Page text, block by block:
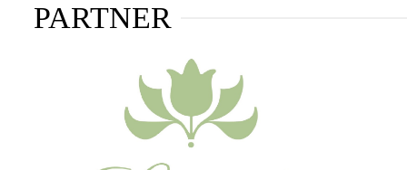
PARTNER